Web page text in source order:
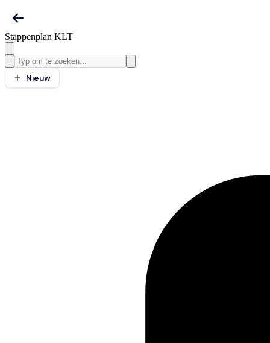
Stappenplan KLT
Nieuw